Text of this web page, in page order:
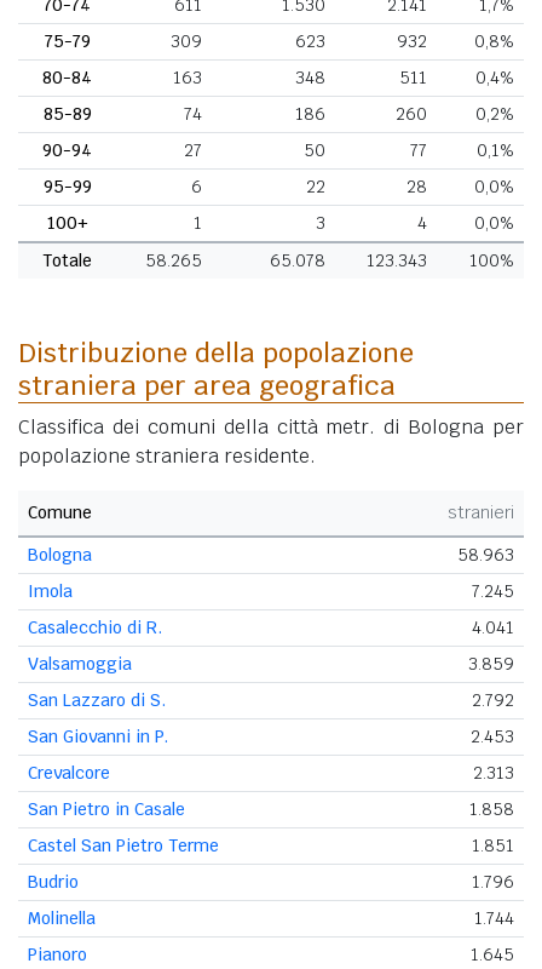
70-74 611 1.530 2.141
1,7%
75-79
309 623 932
0,8%
80-84
163 348 511
0,4%
85-89
74 186 260
0,2%
90-94
27 50 77
0,1%
95-99
6 22 28
0,0%
100+
1 3 4
0,0%
Totale
58.265 65.078 123.343 100%
Distribuzione della popolazione
straniera per area geografica
Classifica dei comuni della città metr. di Bologna per
popolazione straniera residente.
Comune
stranieri
Bologna
58.963
Imola
7.245
Casalecchio di R.
4.041
Valsamoggia
3.859
San Lazzaro di S.
2.792
San Giovanni in P.
2.453
Crevalcore
2.313
San Pietro in Casale
1.858
Castel San Pietro Terme
1.851
Budrio
1.796
Molinella
1.744
Pianoro
1.645